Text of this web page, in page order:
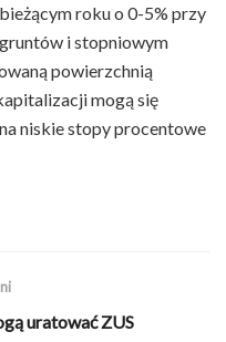
roku o 0-5% przy
i stopniowym
powierzchnią
mogą się
niskie stopy procentowe
uratować ZUS